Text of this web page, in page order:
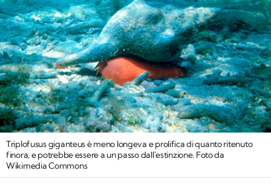
Triplofusus giganteus è meno longeva e prolifica di quanto ritenuto